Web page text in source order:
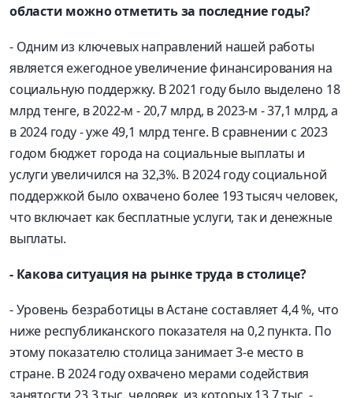
области можно отметить за последние годы?
- Одним из ключевых направлений нашей работы
является ежегодное увеличение финансирования на
социальную поддержку. В 2021 году было выделено 18
млрд тенге, в 2022-м - 20,7 млрд, в 2023-м - 37,1 млрд, а
в 2024 году - уже 49,1 млрд тенге. В сравнении с 2023
годом бюджет города на социальные выплаты и
услуги увеличился на 32,3%. В 2024 году социальной
поддержкой было охвачено более 193 тысяч человек,
что включает как бесплатные услуги, так и денежные
выплаты.
- Какова ситуация на рынке труда в столице?
- Уровень безработицы в Астане составляет 4,4 %, что
ниже республиканского показателя на 0,2 пункта. По
этому показателю столица занимает 3-е место в
стране. В 2024 году охвачено мерами содействия